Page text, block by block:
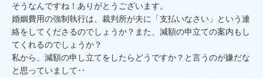
そうなんですね！ありがとうございます。
婚姻費用の強制執行は、裁判所が夫に「支払いなさい」という連
絡をしてくださるのでしょうか？また、減額の申立ての案内もし
てくれるのでしょうか？
私から、減額の申し立てをしたらどうですか？と言うのが嫌だな
と思っていまして‥